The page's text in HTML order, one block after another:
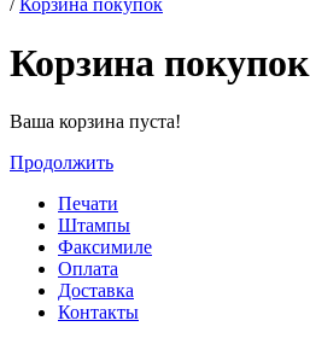
Корзина покупок
Ваша корзина пуста!
Продолжить
Печати
Штампы
Факсимиле
Оплата
Доставка
Контакты